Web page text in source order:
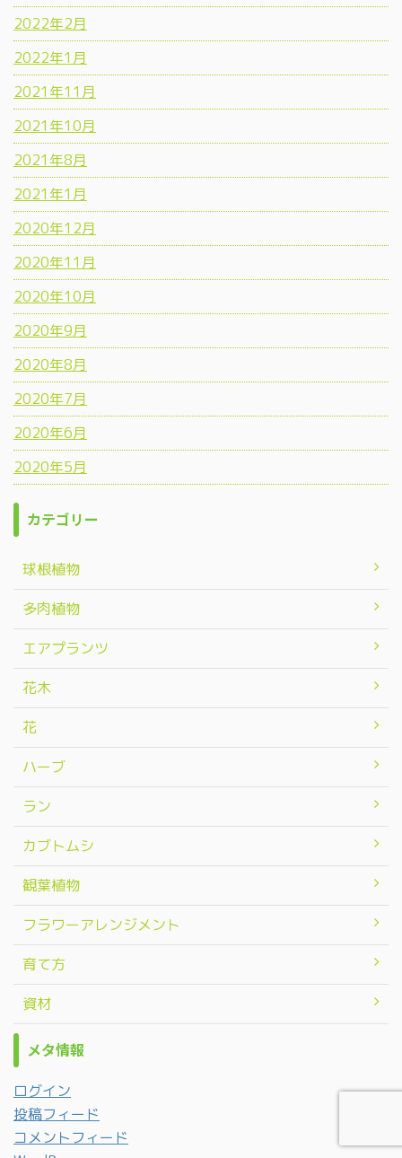
2022年2月
2022年1月
2021年11月
2021年10月
2021年8月
2021年1月
2020年12月
2020年11月
2020年10月
2020年9月
2020年8月
2020年7月
2020年6月
2020年5月
カテゴリー
球根植物
多肉植物
エアプランツ
花木
花
ハーブ
ラン
カブトムシ
観葉植物
フラワーアレンジメント
育て方
資材
メタ情報
ログイン
投稿フィード
コメントフィード